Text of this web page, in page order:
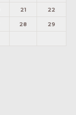
21 22
28 29